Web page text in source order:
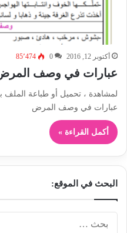
أكتوبر 12, 2016 0 85٬474
عبارات في وصف
لمشاهدة ، تحميل أو طباعة الملف
عبارات في وصف المرض
أكمل القراءة »
البحث في الموقع: